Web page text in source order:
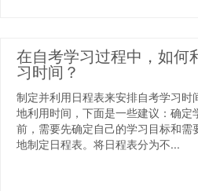
在自考学习过程中，如何
习时间？
制定并利用日程表来安排自考学习时
地利用时间，下面是一些建议：确定
前，需要先确定自己的学习目标和需
地制定日程表。将日程表分为不...